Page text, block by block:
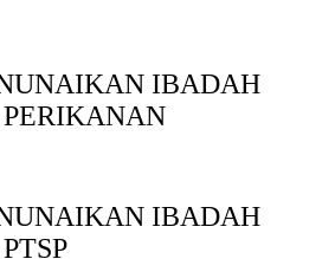
IBADAH
IBADAH